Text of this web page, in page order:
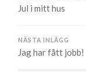
Jul i mitt hus
NÄSTA INLÄGG
Jag har fått jobb!